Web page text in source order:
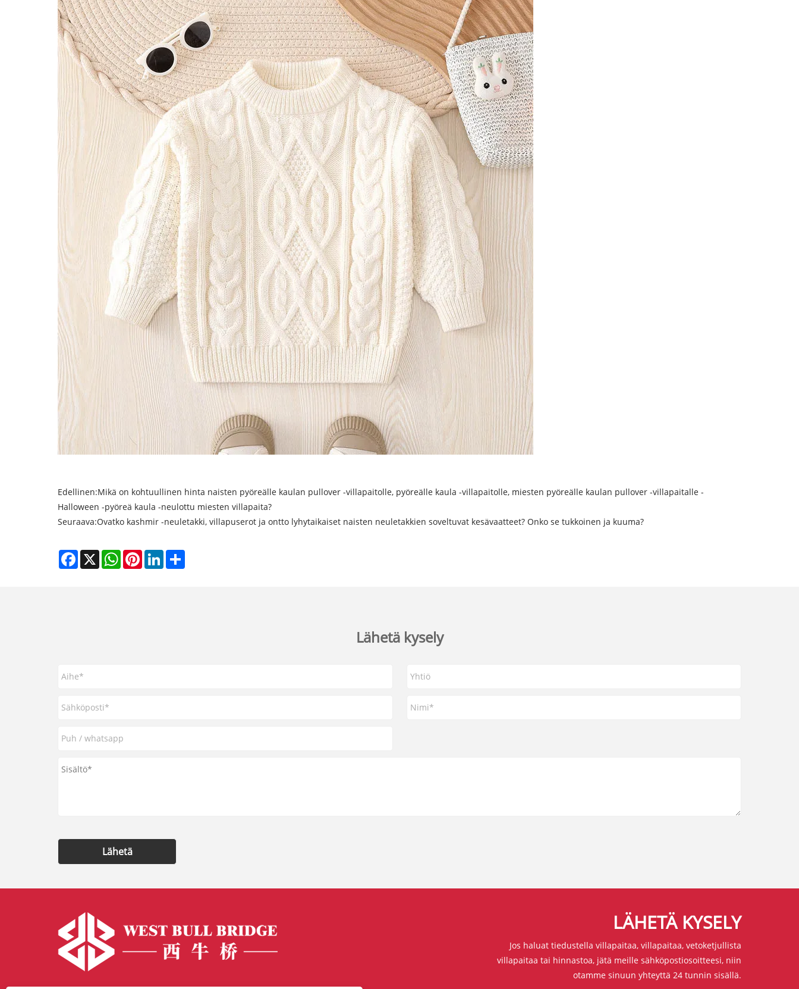
Edellinen:Mikä on kohtuullinen hinta naisten pyöreälle kaulan pullover -villapaitolle, pyöreälle kaula -villapaitolle, miesten pyöreälle kaulan pullover -villapaitalle -
Halloween -pyöreä kaula -neulottu miesten villapaita?
Seuraava:Ovatko kashmir -neuletakki, villapuserot ja ontto lyhytaikaiset naisten neuletakkien soveltuvat kesävaatteet? Onko se tukkoinen ja kuuma?
Facebook
X WhatsAppPinterestLinkedIn
Lähetä kysely
Lähetä
LÄHETÄ KYSELY
Jos haluat tiedustella villapaitaa, villapaitaa, vetoketjullista
villapaitaa tai hinnastoa, jätä meille sähköpostiosoitteesi, niin
otamme sinuun yhteyttä 24 tunnin sisällä.